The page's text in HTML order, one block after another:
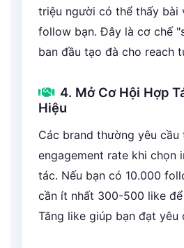
triệu người có thể thấy bài
follow bạn. Đây là cơ chế
ban đầu tạo đà cho reach
4. Mở Cơ Hội Hợp
Hiệu
Các brand thường yêu cầu
engagement rate khi chọn
tác. Nếu bạn có 10.000
cần ít nhất 300-500 like
Tăng like giúp bạn đạt yêu